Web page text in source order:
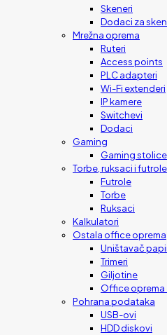
Skeneri
Dodaci za
Mrežna oprema
Ruteri
Access points
PLC adapteri
Wi-Fi extenderi
IP kamere
Switchevi
Dodaci
Gaming
Gaming stolice
Torbe, ruksaci i futrole
Futrole
Torbe
Ruksaci
Kalkulatori
Ostala office oprema
Uništavač
Trimeri
Giljotine
Office oprema
Pohrana podataka
USB-ovi
HDD diskovi